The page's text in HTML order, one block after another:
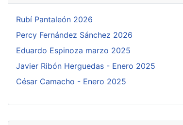
Rubí Pantaleón 2026
Percy Fernández Sánchez 2026
Eduardo Espinoza marzo 2025
Javier Ribón Herguedas - Enero 2025
César Camacho - Enero 2025